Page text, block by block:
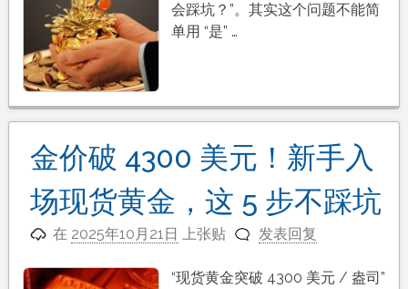
会踩坑？”。其实这个问题不能简
单用 “是” …
金价破 4300 美元！新手入
场现货黄金，这 5 步不踩坑
在 2025年10月21日 上张贴 发表回复
“现货黄金突破 4300 美元 / 盎司”